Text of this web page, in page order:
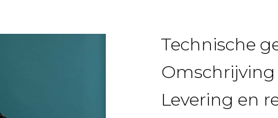
Technische
Omschrijving
Levering en